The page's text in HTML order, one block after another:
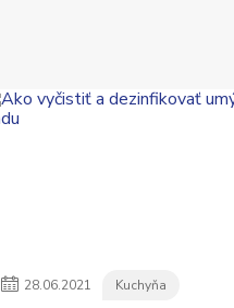
28.06.2021 Kuchyňa